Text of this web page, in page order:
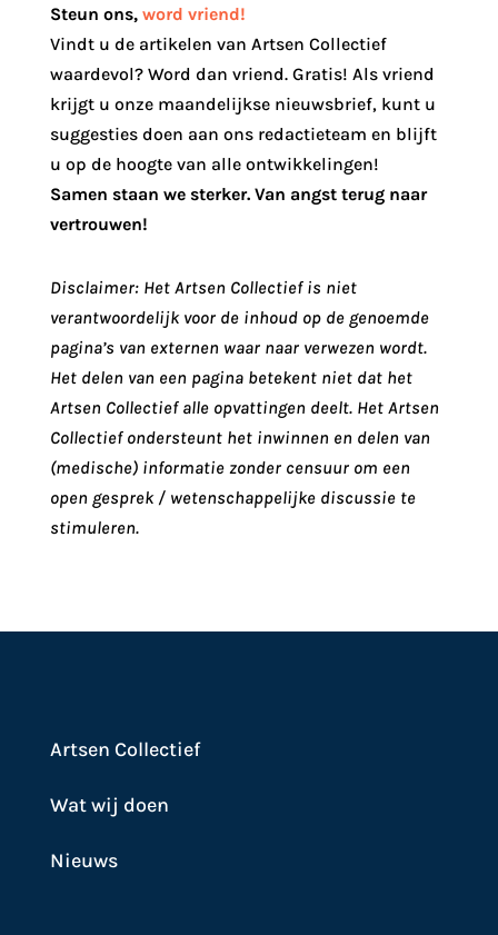
Steun ons, word vriend!
Vindt u de artikelen van Artsen Collectief
waardevol? Word dan vriend. Gratis! Als vriend
krijgt u onze maandelijkse nieuwsbrief, kunt u
suggesties doen aan ons redactieteam en blijft
u op de hoogte van alle ontwikkelingen!
Samen staan we sterker. Van angst terug naar
vertrouwen!
Disclaimer: Het Artsen Collectief is niet
verantwoordelijk voor de inhoud op de genoemde
pagina’s van externen waar naar verwezen wordt.
Het delen van een pagina betekent niet dat het
Artsen Collectief alle opvattingen deelt. Het Artsen
Collectief ondersteunt het inwinnen en delen van
(medische) informatie zonder censuur om een
open gesprek / wetenschappelijke discussie te
stimuleren.
Artsen Collectief
Wat wij doen
Nieuws